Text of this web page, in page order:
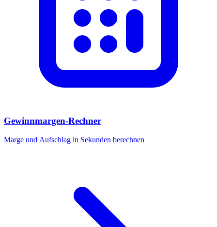
Gewinnmargen-Rechner
Marge und Aufschlag in Sekunden berechnen